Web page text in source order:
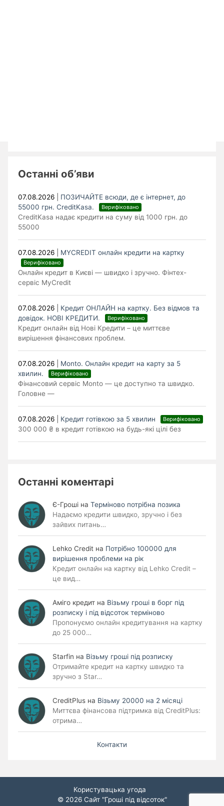
Останні об’яви
07.08.2026
ПОЗИЧАЙТЕ всюди, де є інтернет, до
55000 грн. CreditKasa.
Верифіковано
CreditKasa надає кредити на суму від 1000 грн. до
55000
07.08.2026 MYCREDIT онлайн кредити на картку
Верифіковано
Онлайн кредит в Києві — швидко і зручно. Фінтех-
сервіс MyCredit
07.08.2026
Кредит ОНЛАЙН на картку. Без відмов та
довідок. НОВІ КРЕДИТИ.
Верифіковано
Кредит онлайн від Нові Кредити – це миттєве
вирішення фінансових проблем.
07.08.2026
Monto. Онлайн кредит на карту за 5
хвилин.
Верифіковано
Фінансовий сервіс Monto — це доступно та швидко.
Головне —
07.08.2026 Кредит готівкою за 5 хвилин Верифіковано
300 000 ₴ в кредит готівкою на будь-які цілі без
Останні коментарі
Є-Гроші на Терміново потрібна позика
Надаємо кредити швидко, зручно і без
зайвих питань…
Lehko Сredit на Потрібно 100000 для
вирішення проблеми на рік
Кредит онлайн на картку від Lehko Credit –
це вид…
Аміго кредит на Візьму гроші в борг під
розписку і під відсоток терміново
Пропонуємо онлайн кредитування на картку
до 25 000…
Starfin на Візьму гроші під розписку
Отримайте кредит на картку швидко та
зручно з Star…
CreditPlus на Візьму 20000 на 2 місяці
Миттєва фінансова підтримка від CreditPlus:
отрима…
Контакти
Користувацька угода
© 2026 Сайт "Гроші під відсоток"